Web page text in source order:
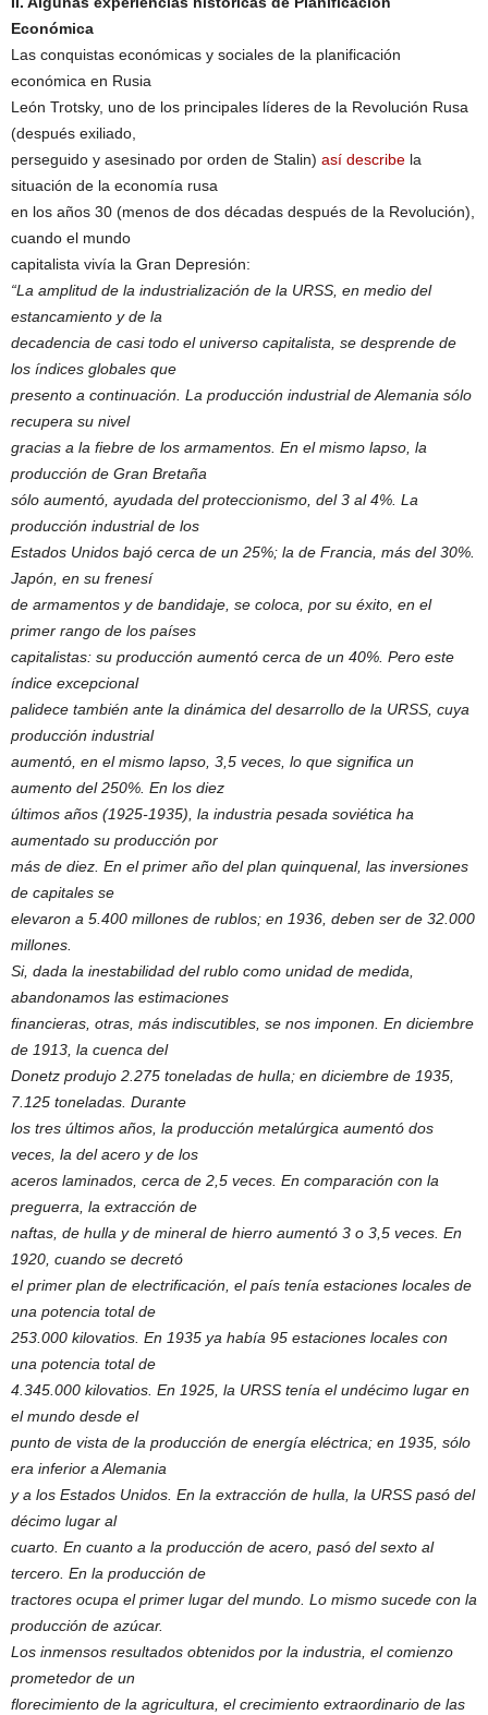
Económica
Las conquistas económicas y sociales de la planificación
económica en Rusia
León Trotsky, uno de los principales líderes de la Revolución Rusa
(después exiliado,
perseguido y asesinado por orden de Stalin) así describe la
situación de la economía rusa
en los años 30 (menos de dos décadas después de la Revolución),
cuando el mundo
capitalista vivía la Gran Depresión:
“La amplitud de la industrialización de la URSS, en medio del
estancamiento y de la
decadencia de casi todo el universo capitalista, se desprende de
los índices globales que
presento a continuación. La producción industrial de Alemania sólo
recupera su nivel
gracias a la fiebre de los armamentos. En el mismo lapso, la
producción de Gran Bretaña
sólo aumentó, ayudada del proteccionismo, del 3 al 4%. La
producción industrial de los
Estados Unidos bajó cerca de un 25%; la de Francia, más del 30%.
Japón, en su frenesí
de armamentos y de bandidaje, se coloca, por su éxito, en el
primer rango de los países
capitalistas: su producción aumentó cerca de un 40%. Pero este
índice excepcional
palidece también ante la dinámica del desarrollo de la URSS, cuya
producción industrial
aumentó, en el mismo lapso, 3,5 veces, lo que significa un
aumento del 250%. En los diez
últimos años (1925-1935), la industria pesada soviética ha
aumentado su producción por
más de diez. En el primer año del plan quinquenal, las inversiones
de capitales se
elevaron a 5.400 millones de rublos; en 1936, deben ser de 32.000
millones.
Si, dada la inestabilidad del rublo como unidad de medida,
abandonamos las estimaciones
financieras, otras, más indiscutibles, se nos imponen. En diciembre
de 1913, la cuenca del
Donetz produjo 2.275 toneladas de hulla; en diciembre de 1935,
7.125 toneladas. Durante
los tres últimos años, la producción metalúrgica aumentó dos
veces, la del acero y de los
aceros laminados, cerca de 2,5 veces. En comparación con la
preguerra, la extracción de
naftas, de hulla y de mineral de hierro aumentó 3 o 3,5 veces. En
1920, cuando se decretó
el primer plan de electrificación, el país tenía estaciones locales de
una potencia total de
253.000 kilovatios. En 1935 ya había 95 estaciones locales con
una potencia total de
4.345.000 kilovatios. En 1925, la URSS tenía el undécimo lugar en
el mundo desde el
punto de vista de la producción de energía eléctrica; en 1935, sólo
era inferior a Alemania
y a los Estados Unidos. En la extracción de hulla, la URSS pasó del
décimo lugar al
cuarto. En cuanto a la producción de acero, pasó del sexto al
tercero. En la producción de
tractores ocupa el primer lugar del mundo. Lo mismo sucede con la
producción de azúcar.
Los inmensos resultados obtenidos por la industria, el comienzo
prometedor de un
florecimiento de la agricultura, el crecimiento extraordinario de las